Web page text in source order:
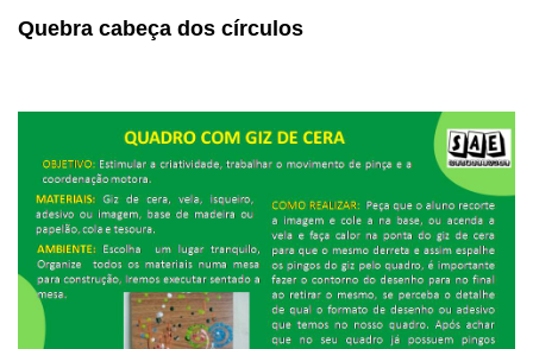
Quebra cabeça dos círculos